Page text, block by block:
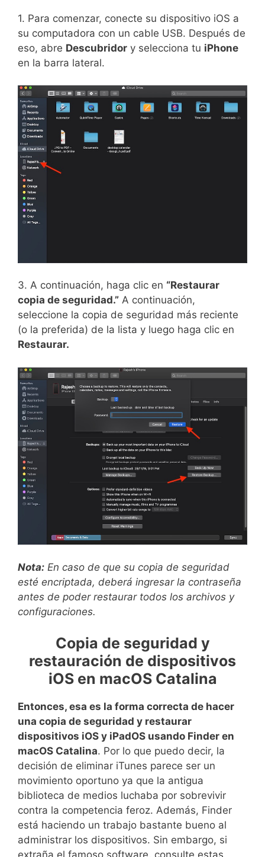
1. Para comenzar, conecte su dispositivo iOS a
su computadora con un cable USB. Después de
eso, abre Descubridor y selecciona tu iPhone
en la barra lateral.
3. A continuación, haga clic en “Restaurar
copia de seguridad.” A continuación,
seleccione la copia de seguridad más reciente
(o la preferida) de la lista y luego haga clic en
Restaurar.
Nota: En caso de que su copia de seguridad
esté encriptada, deberá ingresar la contraseña
antes de poder restaurar todos los archivos y
configuraciones.
Copia de seguridad y
restauración de dispositivos
iOS en macOS Catalina
Entonces, esa es la forma correcta de hacer
una copia de seguridad y restaurar
dispositivos iOS y iPadOS usando Finder en
macOS Catalina. Por lo que puedo decir, la
decisión de eliminar iTunes parece ser un
movimiento oportuno ya que la antigua
biblioteca de medios luchaba por sobrevivir
contra la competencia feroz. Además, Finder
está haciendo un trabajo bastante bueno al
administrar los dispositivos. Sin embargo, si